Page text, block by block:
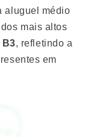
aluguel médio
mais altos
B3, refletindo a
em